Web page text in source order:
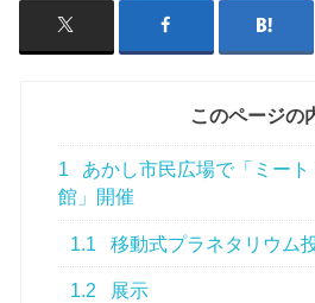
このページの
1
あかし市民広場で「ミー
館」開催
1.1 移動式プラネタリウム
1.2 展示